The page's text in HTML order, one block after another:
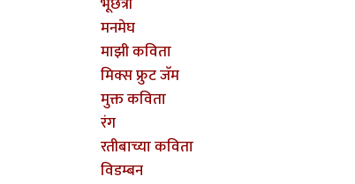
मनमेघ
माझी कविता
मिक्स फ्रुट जॅम
मुक्त कविता
रंग
रतीबाच्या कविता
विडम्बन